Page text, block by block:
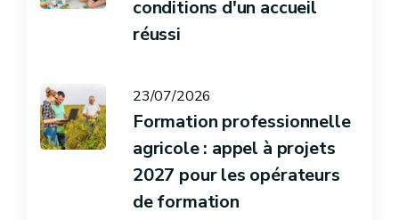
conditions d'un accueil
réussi
23/07/2026
Formation professionnelle
agricole : appel à projets
2027 pour les opérateurs
de formation